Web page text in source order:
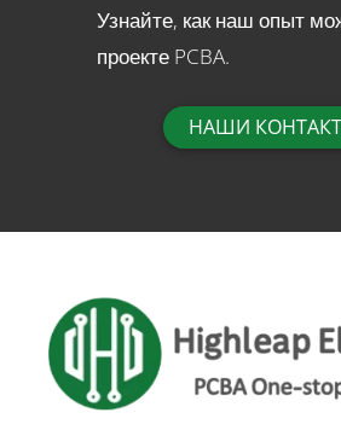
Узнайте, как наш опыт
проекте PCBA.
НАШИ